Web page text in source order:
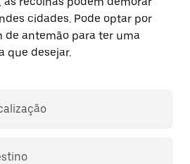
cidades. Pode optar por
de antemão para ter uma
que desejar.